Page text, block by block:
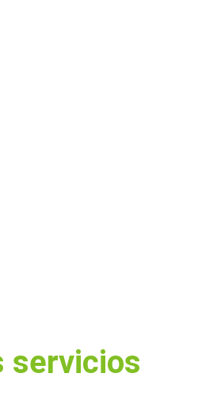
servicios